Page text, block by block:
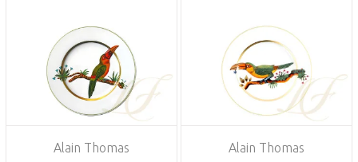
Alain Thomas Alain Thomas